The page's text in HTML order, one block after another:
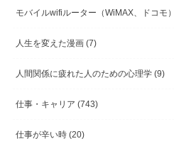
モバイルwifiルーター（WiMAX、ドコモ）
人生を変えた漫画 (7)
人間関係に疲れた人のための心理学 (9)
仕事・キャリア (743)
仕事が辛い時 (20)